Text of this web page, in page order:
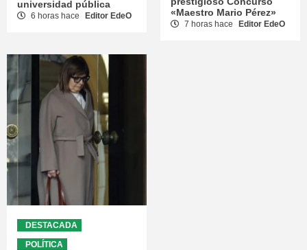
universidad pública
6 horas hace Editor EdeO
«Maestro Mario Pérez»
7 horas hace Editor EdeO
DESTACADA
POLÍTICA